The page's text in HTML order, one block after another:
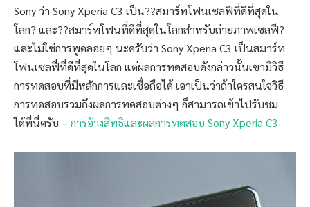
Sony ว่า Sony Xperia C3 เป็น??สมาร์ทโฟนเซลฟีที่ดีที่สุดใน
โลก? และ??สมาร์ทโฟนที่ดีที่สุดในโลกสำหรับถ่ายภาพเซลฟี?
และไม่ใช่การพูดลอยๆ นะครับว่า Sony Xperia C3 เป็นสมาร์ท
โฟนเซลฟี่ที่ดีที่สุดในโลก แต่ผลการทดสอบดังกล่าวนั้นเขามีวิธี
การทดสอบที่มีหลักการและเชื่อถือได้ เอาเป็นว่าถ้าใครสนใจวิธี
การทดสอบรวมถึงผลการทดสอบต่างๆ ก็สามารถเข้าไปรับชม
ได้ที่นี่ครับ – การอ้างสิทธิและผลการทดสอบ Sony Xperia C3